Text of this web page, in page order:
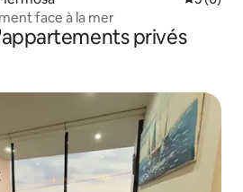
face à la mer
privés